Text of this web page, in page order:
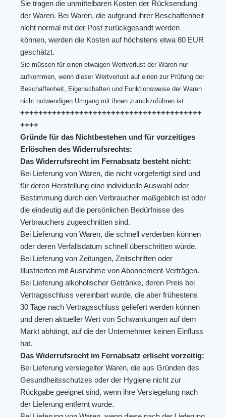
Sie tragen die unmittelbaren Kosten der Rücksendung
der Waren. Bei Waren, die aufgrund ihrer Beschaffenheit
nicht normal mit der Post zurückgesandt werden
können, werden die Kosten auf höchstens etwa 80 EUR
geschätzt.
Sie müssen für einen etwaigen Wertverlust der Waren nur
aufkommen, wenn dieser Wertverlust auf einen zur Prüfung der
Beschaffenheit, Eigenschaften und Funktionsweise der Waren
nicht notwendigen Umgang mit ihnen zurückzuführen ist.
++++++++++++++++++++++++++++++++++++++++
++++
Gründe für das Nichtbestehen und für vorzeitiges
Erlöschen des Widerrufsrechts:
Das Widerrufsrecht im Fernabsatz besteht nicht:
Bei Lieferung von Waren, die nicht vorgefertigt sind und
für deren Herstellung eine individuelle Auswahl oder
Bestimmung durch den Verbraucher maßgeblich ist oder
die eindeutig auf die persönlichen Bedürfnisse des
Verbrauchers zugeschnitten sind.
Bei Lieferung von Waren, die schnell verderben können
oder deren Verfallsdatum schnell überschritten würde.
Bei Lieferung von Zeitungen, Zeitschriften oder
Illustrierten mit Ausnahme von Abonnement-Verträgen.
Bei Lieferung alkoholischer Getränke, deren Preis bei
Vertragsschluss vereinbart wurde, die aber frühestens
30 Tage nach Vertragsschluss geliefert werden können
und deren aktueller Wert von Schwankungen auf dem
Markt abhängt, auf die der Unternehmer keinen Einfluss
hat.
Das Widerrufsrecht im Fernabsatz erlischt vorzeitig:
Bei Lieferung versiegelter Waren, die aus Gründen des
Gesundheitsschutzes oder der Hygiene nicht zur
Rückgabe geeignet sind, wenn ihre Versiegelung nach
der Lieferung entfernt wurde.